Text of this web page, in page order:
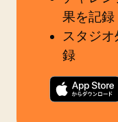
果を記録
スタジ
録